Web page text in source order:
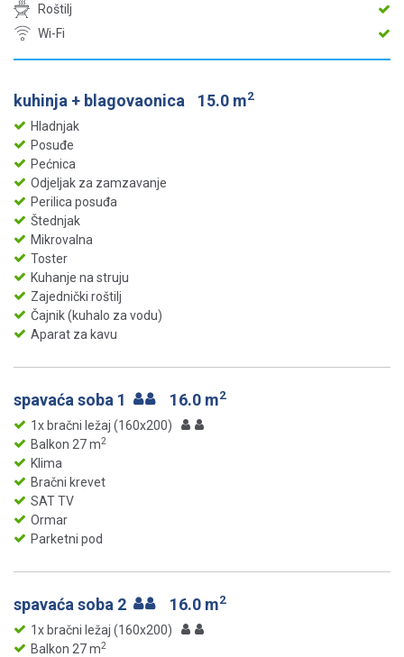
Roštilj
Wi-Fi
kuhinja + blagovaonica 15.0 m2
Hladnjak
Posuđe
Pećnica
Odjeljak za zamzavanje
Perilica posuđa
Štednjak
Mikrovalna
Toster
Kuhanje na struju
Zajednički roštilj
Čajnik (kuhalo za vodu)
Aparat za kavu
spavaća soba 1 16.0 m2
1x bračni ležaj (160x200)
Balkon 27 m2
Klima
Bračni krevet
SAT TV
Ormar
Parketni pod
spavaća soba 2 16.0 m2
1x bračni ležaj (160x200)
Balkon 27 m2